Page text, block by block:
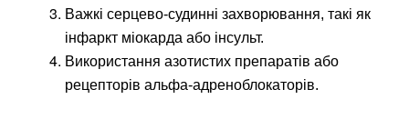
Важкі серцево-судинні захворювання, такі як
інфаркт міокарда або інсульт.
Використання азотистих препаратів або
рецепторів альфа-адреноблокаторів.